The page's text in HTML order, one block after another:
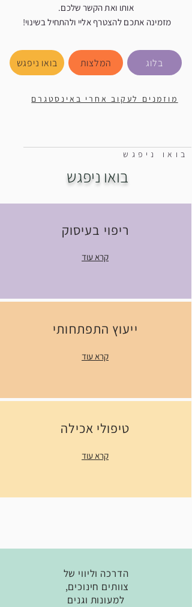
אותו ואת הקשר שלכם.
מזמינה אתכם להצטרף אליי ולהתחיל בשינוי!
בואו ניפגש המלצות בלוג
מוזמנים לעקוב אחרי באינסטגרם
בואו ניפגש
בואו ניפגש
ריפוי בעיסוק
קרא עוד
ייעוץ התפתחותי
קרא עוד
טיפולי אכילה
קרא עוד
הדרכה וליווי של
צוותים חינוכים,
למעונות וגנים